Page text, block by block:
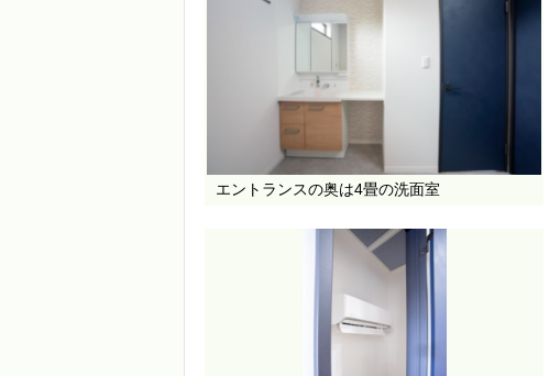
エントランスの奥は4畳の洗面室